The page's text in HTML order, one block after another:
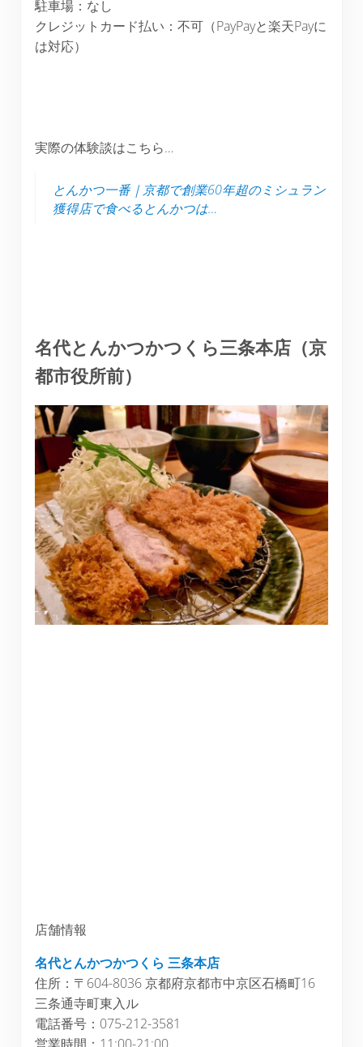
駐車場：なし
クレジットカード払い：不可（PayPayと楽天Payに
は対応）
実際の体験談はこちら…
とんかつ一番｜京都で創業60年超のミシュラン
獲得店で食べるとんかつは…
名代とんかつかつくら三条本店（京
都市役所前）
店舗情報
名代とんかつかつくら 三条本店
住所：〒604-8036 京都府京都市中京区石橋町16
三条通寺町東入ル
電話番号：075-212-3581